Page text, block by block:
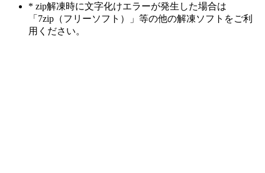
* zip解凍時に文字化けエラーが発生した場合は
「7zip（フリーソフト）」等の他の解凍ソフトをご利
用ください。